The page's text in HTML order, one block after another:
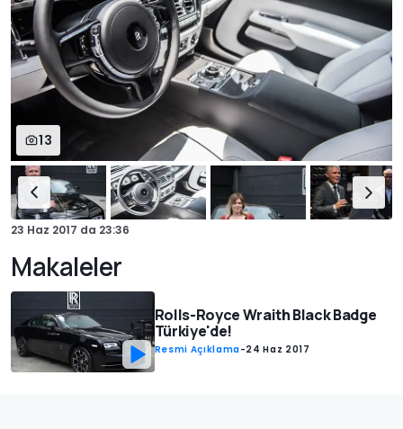
13
23 Haz 2017 da 23:36
Makaleler
Rolls-Royce Wraith Black Badge
Türkiye'de!
Resmi Açıklama-24 Haz 2017